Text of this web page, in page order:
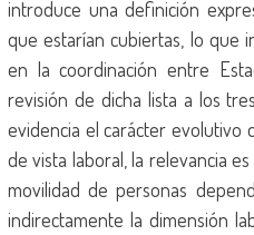
introduce una definición
que estarían cubiertas, lo que
en la coordinación entre
revisión de dicha lista a los
evidencia el carácter evolutivo
de vista laboral, la relevancia
movilidad de personas
indirectamente la dimensión